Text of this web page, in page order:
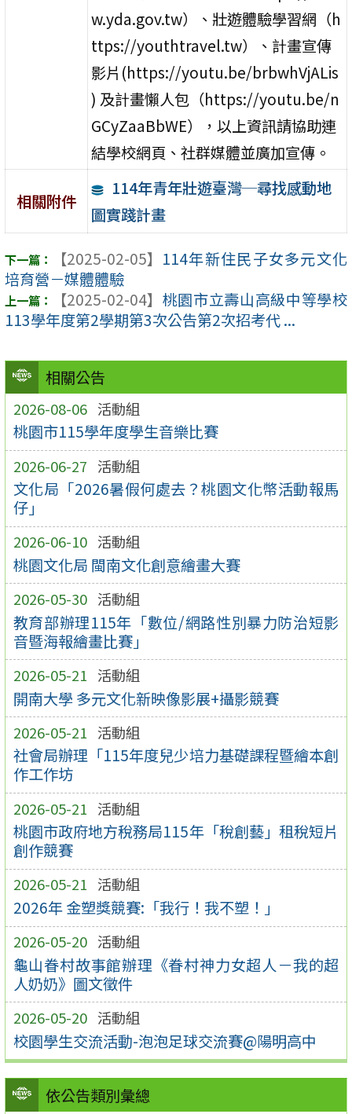
相關公告
2026-08-06 活動組
桃園市115學年度學生音樂比賽
2026-06-27 活動組
文化局「2026暑假何處去？桃園文化幣活動報馬
仔」
2026-06-10 活動組
桃園文化局 閩南文化創意繪畫大賽
2026-05-30 活動組
教育部辦理115年「數位/網路性別暴力防治短影
音暨海報繪畫比賽」
2026-05-21 活動組
開南大學 多元文化新映像影展+攝影競賽
2026-05-21 活動組
社會局辦理「115年度兒少培力基礎課程暨繪本創
作工作坊
2026-05-21 活動組
桃園市政府地方稅務局115年「稅創藝」租稅短片
創作競賽
2026-05-21 活動組
2026年 金塑獎競賽:「我行！我不塑！」
2026-05-20 活動組
龜山眷村故事館辦理《眷村神力女超人－我的超
人奶奶》圖文徵件
2026-05-20 活動組
校園學生交流活動-泡泡足球交流賽@陽明高中
依公告類別彙總
w.yda.gov.tw）、壯遊體驗學習網（h
ttps://youthtravel.tw）、計畫宣傳
影片(https://youtu.be/brbwhVjALis
) 及計畫懶人包（https://youtu.be/n
GCyZaaBbWE），以上資訊請協助連
結學校網頁、社群媒體並廣加宣傳。
相關附件
114年青年壯遊臺灣─尋找感動地
圖實踐計畫
【2025-02-05】 114年新住民子女多元文化
培育營－媒體體驗
【2025-02-04】 桃園市立壽山高級中等學校
113學年度第2學期第3次公告第2次招考代 ...